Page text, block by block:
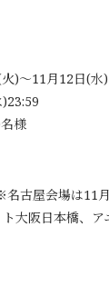
)～11月12日(水)
様
屋会場は11月
大阪日本橋、